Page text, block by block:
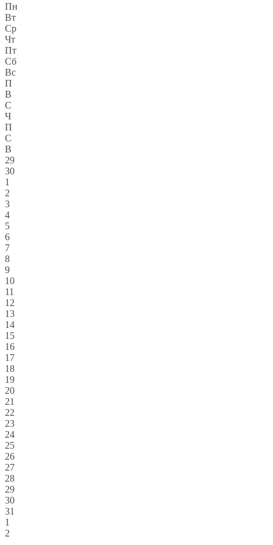
Пн
Вт
Ср
Чт
Пт
Сб
Вс
П
В
С
Ч
П
С
В
29
30
1
2
3
4
5
6
7
8
9
10
11
12
13
14
15
16
17
18
19
20
21
22
23
24
25
26
27
28
29
30
31
1
2